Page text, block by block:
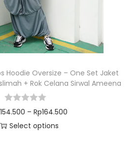
Hoodie Oversize – One Set Jaket
+ Rok Celana Sirwal Ameena
154.500 – Rp164.500
Select options